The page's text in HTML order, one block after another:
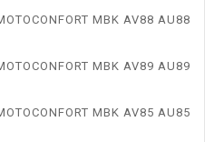
MBK AV88 AU88
MBK AV89 AU89
MBK AV85 AU85